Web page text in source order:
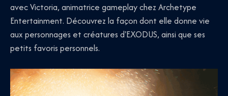
avec Victoria, animatrice gameplay chez Archetype
Entertainment. Découvrez la façon dont elle donne vie
aux personnages et créatures d'EXODUS, ainsi que ses
petits favoris personnels.